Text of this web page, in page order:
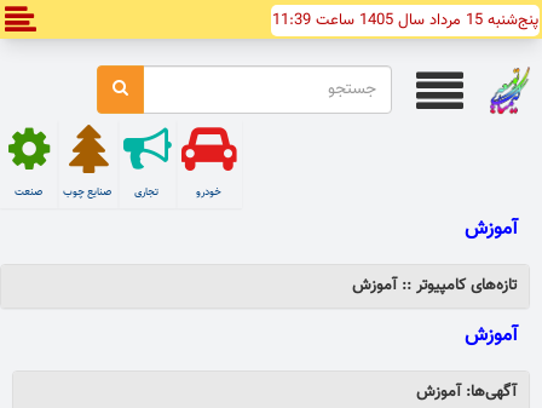
پنج‌شنبه 15 مرداد سال 1405 ساعت 11:39
صنعت صنایع چوب تجاری خودرو
آموزش
تازه‌های کامپیوتر :: آموزش
آموزش
آگهی‌ها: آموزش